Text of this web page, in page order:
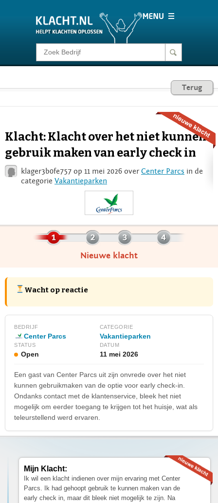
Klacht melden
Consumentenrecht
Voor Bedrijven
Login
Terug
Klacht: Klacht over het niet kunnen
gebruik maken van early check in
klager3b0fe757 op 11 mei 2026 overCenter Parcs in de
categorie Vakantieparken
Nieuwe klacht
Wacht op reactie
BEDRIJF
Center Parcs
CATEGORIE
Vakantieparken
STATUS
Open
DATUM
11 mei 2026
Een gast van Center Parcs uit zijn onvrede over het niet
kunnen gebruikmaken van de optie voor early check-in.
Ondanks contact met de klantenservice, bleek het niet
mogelijk om eerder toegang te krijgen tot het huisje, wat als
teleurstellend werd ervaren.
Mijn Klacht:
Ik wil een klacht indienen over mijn ervaring met Center
Parcs. Ik had gehoopt gebruik te kunnen maken van de
early check in, maar dit bleek niet mogelijk te zijn. Na